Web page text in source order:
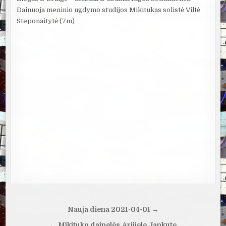
Dainuoja meninio ugdymo studijos Mikitukas solistė Viltė
Steponaitytė (7m)
NavigacijaNauja diena 2021-04-01 →